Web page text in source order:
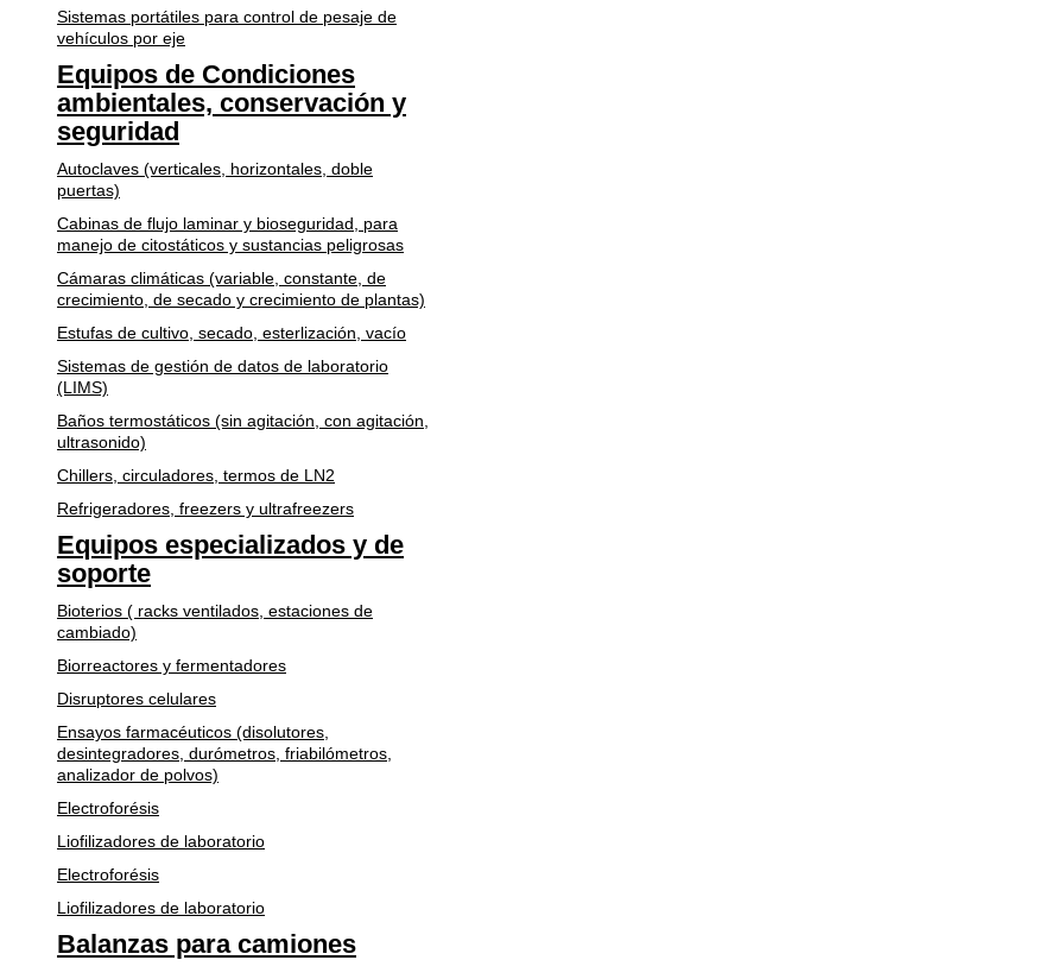
Sistemas portátiles para control de pesaje de
vehículos por eje
Equipos de Condiciones
ambientales, conservación y
seguridad
Autoclaves (verticales, horizontales, doble
puertas)
Cabinas de flujo laminar y bioseguridad, para
manejo de citostáticos y sustancias peligrosas
Cámaras climáticas (variable, constante, de
crecimiento, de secado y crecimiento de plantas)
Estufas de cultivo, secado, esterlización, vacío
Sistemas de gestión de datos de laboratorio
(LIMS)
Baños termostáticos (sin agitación, con agitación,
ultrasonido)
Chillers, circuladores, termos de LN2
Refrigeradores, freezers y ultrafreezers
Equipos especializados y de
soporte
Bioterios ( racks ventilados, estaciones de
cambiado)
Biorreactores y fermentadores
Disruptores celulares
Ensayos farmacéuticos (disolutores,
desintegradores, durómetros, friabilómetros,
analizador de polvos)
Electroforésis
Liofilizadores de laboratorio
Electroforésis
Liofilizadores de laboratorio
Balanzas para camiones